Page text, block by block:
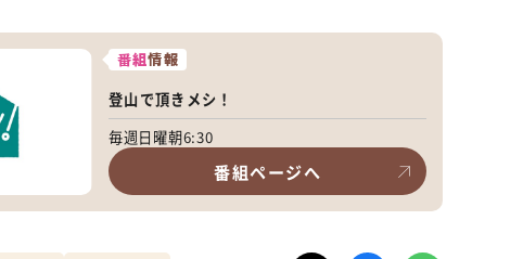
番組情報
登山で頂きメシ！
毎週日曜朝6:30
番組ページへ